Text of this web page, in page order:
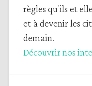
règles qu’ils et
et à devenir les
demain.
Découvrir nos